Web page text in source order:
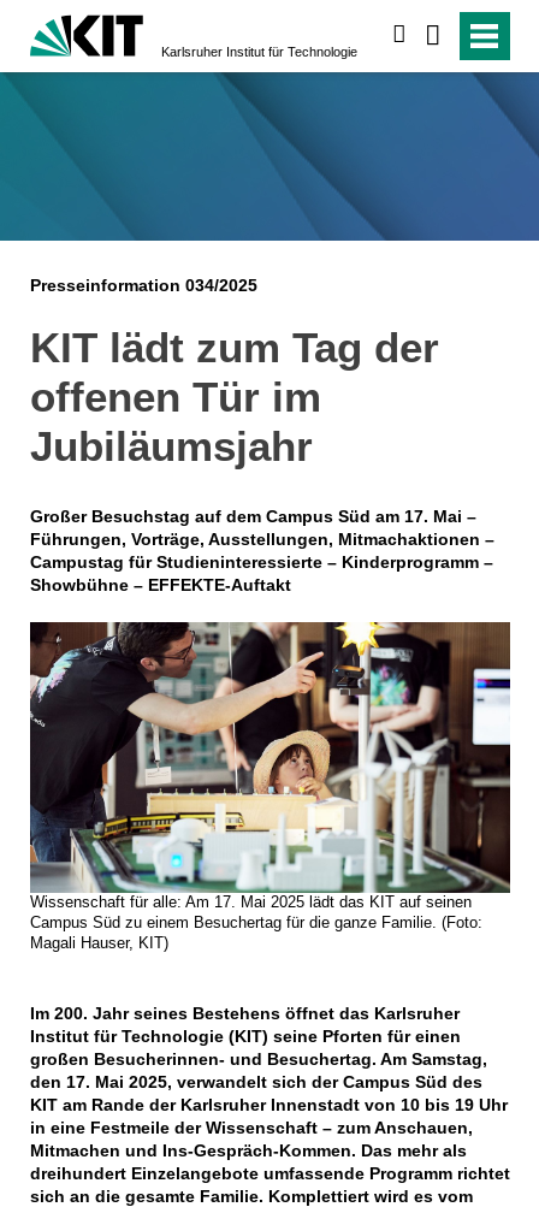
Karlsruher Institut für Technologie
Presseinformation 034/2025
KIT lädt zum Tag der
offenen Tür im
Jubiläumsjahr
Großer Besuchstag auf dem Campus Süd am 17. Mai –
Führungen, Vorträge, Ausstellungen, Mitmachaktionen –
Campustag für Studieninteressierte – Kinderprogramm –
Showbühne – EFFEKTE-Auftakt
Wissenschaft für alle: Am 17. Mai 2025 lädt das KIT auf seinen
Campus Süd zu einem Besuchertag für die ganze Familie. (Foto:
Magali Hauser, KIT)
Im 200. Jahr seines Bestehens öffnet das Karlsruher
Institut für Technologie (KIT) seine Pforten für einen
großen Besucherinnen- und Besuchertag. Am Samstag,
den 17. Mai 2025, verwandelt sich der Campus Süd des
KIT am Rande der Karlsruher Innenstadt von 10 bis 19 Uhr
in eine Festmeile der Wissenschaft – zum Anschauen,
Mitmachen und Ins-Gespräch-Kommen. Das mehr als
dreihundert Einzelangebote umfassende Programm richtet
sich an die gesamte Familie. Komplettiert wird es vom